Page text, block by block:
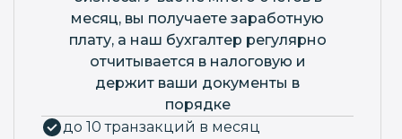
месяц, вы получаете заработную
плату, а наш бухгалтер регулярно
отчитывается в налоговую и
держит ваши документы в
порядке
до 10 транзакций в месяц